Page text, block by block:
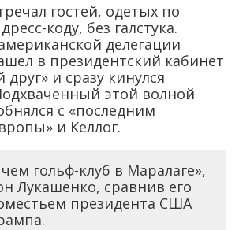
гостей, одетых по
коду, без галстука.
делегации
в президентский кабинет
и сразу кинулся
этой волной
с «последним
и Келлог.
гольф-клуб в Маралаге»,
Лукашенко, сравнив его
президента США